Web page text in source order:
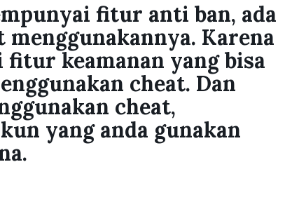
fitur anti ban, ada
Karena
keamanan yang bisa
cheat. Dan
cheat,
yang anda gunakan